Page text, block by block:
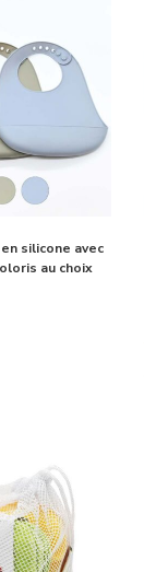
silicone avec
au choix